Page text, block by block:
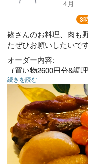
4月
3
篠さんのお料理、肉も
たぜひお願いしたいで
オーダー内容:
（買い物2600円分&調理
当日のランチ2人分。作
品数15品。味は少し濃
お肉とお魚両方、野菜
※家にある材料は
●豚肉500g、玉ねぎ、
麦粉、基本の調味料。
●鍋やフライパン、ボ
スプーンなど。
続きを読む